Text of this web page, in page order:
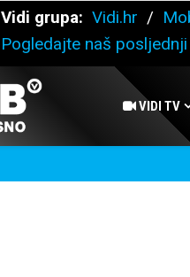
Vidi grupa: Vidi.hr /
Pogledajte naš
VIDI TV